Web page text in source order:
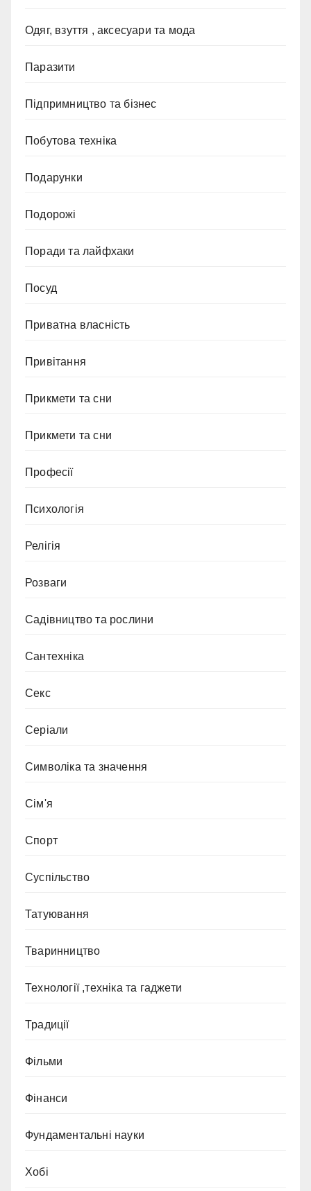
Одяг, взуття , аксесуари та мода
Паразити
Підпримництво та бізнес
Побутова техніка
Подарунки
Подорожі
Поради та лайфхаки
Посуд
Приватна власність
Привітання
Прикмети та сни
Прикмети та сни
Професії
Психологія
Релігія
Розваги
Садівництво та рослини
Сантехніка
Секс
Серіали
Символіка та значення
Сім'я
Спорт
Суспільство
Татуювання
Тваринництво
Технології ,техніка та гаджети
Традиції
Фільми
Фінанси
Фундаментальні науки
Хобі